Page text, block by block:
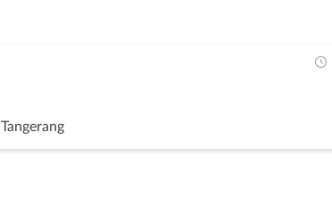
Tangerang